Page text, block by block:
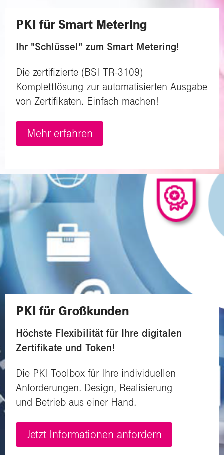
PKI für Smart Metering
Ihr "Schlüssel" zum Smart Metering!
Die zertifizierte (BSI TR-3109)
Komplettlösung zur automatisierten Ausgabe
von Zertifikaten. Einfach machen!
Mehr erfahren
PKI für Großkunden
Höchste Flexibilität für Ihre digitalen
Zertifikate und Token!
Die PKI Toolbox für Ihre individuellen
Anforderungen. Design, Realisierung
und Betrieb aus einer Hand.
Jetzt Informationen anfordern